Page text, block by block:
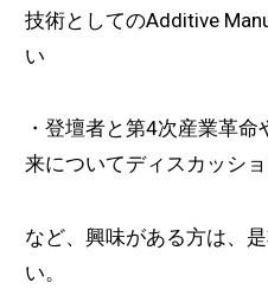
技術としてのAdditive
い
・登壇者と第4次産業革
来についてディスカッシ
など、興味がある方は、
い。